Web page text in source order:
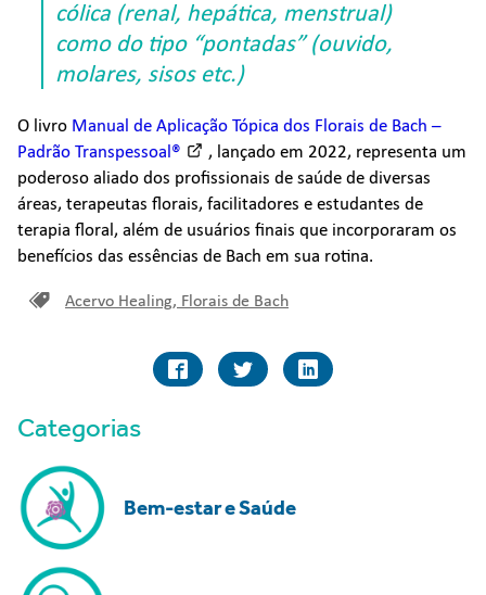
cólica (renal, hepática, menstrual)
como do tipo “pontadas” (ouvido,
molares, sisos etc.)
O livro Manual de Aplicação Tópica dos Florais de Bach –
Padrão Transpessoal®
, lançado em 2022, representa um
poderoso aliado dos profissionais de saúde de diversas
áreas, terapeutas florais, facilitadores e estudantes de
terapia floral, além de usuários finais que incorporaram os
benefícios das essências de Bach em sua rotina.
Acervo Healing, Florais de Bach
Categorias
Bem-estar e Saúde